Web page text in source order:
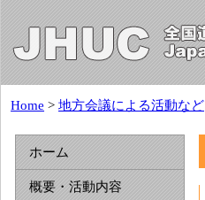
Home >地方会議による活動など
ホーム
概要・活動内容